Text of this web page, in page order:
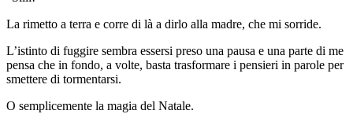
La rimetto a terra e corre di là a dirlo alla madre, che mi sorride.
L’istinto di fuggire sembra essersi preso una pausa e una parte di me
pensa che in fondo, a volte, basta trasformare i pensieri in parole per
smettere di tormentarsi.
O semplicemente la magia del Natale.